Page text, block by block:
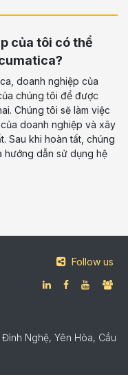
của tôi có thể
doanh nghiệp của
chúng tôi để được
Chúng tôi sẽ làm việc
doanh nghiệp và xây
Sau khi hoàn tất, chúng
hướng dẫn sử dụng hệ
Follow us
Nghệ, Yên Hòa, Cầu